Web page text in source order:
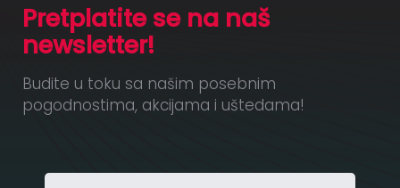
Pretplatite se na naš
newsletter!
Budite u toku sa našim posebnim
pogodnostima, akcijama i uštedama!